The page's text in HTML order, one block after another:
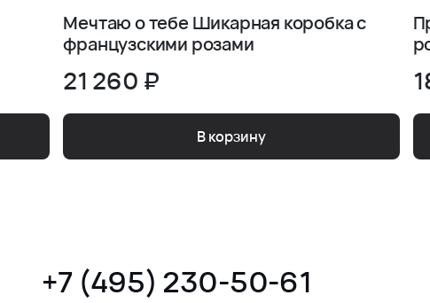
Мечтаю о тебе Шикарная коробка с
французскими розами
21 260 ₽
В корзину
+7 (495) 230-50-61